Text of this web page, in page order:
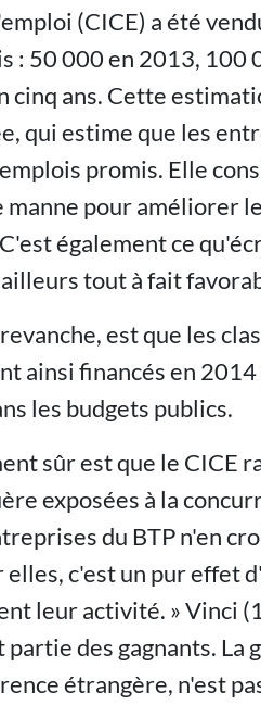
(CICE) a été
: 50 000 en 2013, 100
cinq ans. Cette
qui estime que les
promis. Elle
pour améliorer
également ce
tout à fait
est que les
ainsi financés en
les budgets publics.
sûr est que le CICE
exposées à la
du BTP n'en
c'est un pur effet
leur activité. » Vinci
des gagnants. La
étrangère, n'est